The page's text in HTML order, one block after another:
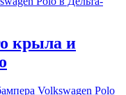
крыла и